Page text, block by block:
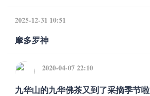
2025-12-31 10:51
摩多罗神
2020-04-07 22:10
九华山的九华佛茶又到了采摘季节啦